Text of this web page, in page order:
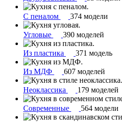
С пеналом 374 модели
Угловые 390 моделей
Из пластика 371 модель
Из МДФ 607 моделей
Неоклассика 179 моделей
Современные 564 модели